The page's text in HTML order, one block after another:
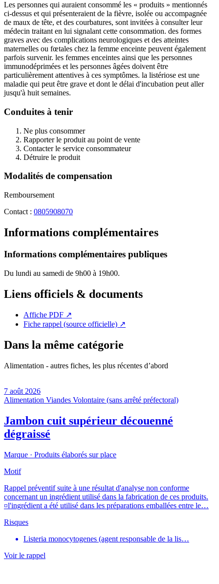
Les personnes qui auraient consommé les « produits » mentionnés
ci-dessus et qui présenteraient de la fièvre, isolée ou accompagnée
de maux de tête, et des courbatures, sont invitées à consulter leur
médecin traitant en lui signalant cette consommation. des formes
graves avec des complications neurologiques et des atteintes
maternelles ou fœtales chez la femme enceinte peuvent également
parfois survenir. les femmes enceintes ainsi que les personnes
immunodéprimées et les personnes âgées doivent être
particulièrement attentives à ces symptômes. la listériose est une
maladie qui peut être grave et dont le délai d'incubation peut aller
jusqu'à huit semaines.
Conduites à tenir
Ne plus consommer
Rapporter le produit au point de vente
Contacter le service consommateur
Détruire le produit
Modalités de compensation
Remboursement
Contact : 0805908070
Informations complémentaires
Informations complémentaires publiques
Du lundi au samedi de 9h00 à 19h00.
Liens officiels & documents
Affiche PDF ↗
Fiche rappel (source officielle) ↗
Dans la même catégorie
Alimentation - autres fiches, les plus récentes d’abord
7 août 2026
Alimentation Viandes Volontaire (sans arrêté préfectoral)
Jambon cuit supérieur découenné
dégraissé
Marque · Produits élaborés sur place
Motif
Rappel préventif suite à une résultat d'analyse non conforme
concernant un ingrédient utilisé dans la fabrication de ces produits.
¤l'ingrédient a été utilisé dans les préparations emballées entre le…
Risques
Listeria monocytogenes (agent responsable de la lis…
Voir le rappel